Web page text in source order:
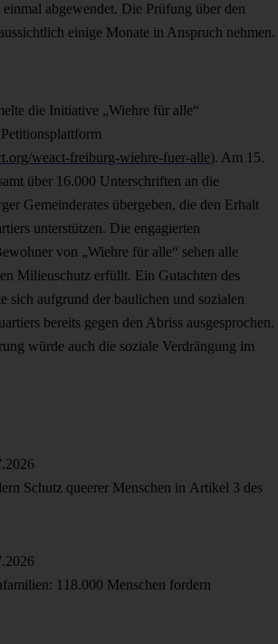
einmal abgewendet. Die Prüfung über den
einige Monate in Anspruch nehmen.
die Initiative „Wiehre für alle“
weact-freiburg-wiehre-fuer-alle). Am 15.
über 16.000 Unterschriften an die
Gemeinderates übergeben, die den Erhalt
unterstützen. Die engagierten
von „Wiehre für alle“ sehen alle
Milieuschutz erfüllt. Ein Gutachten des
sich aufgrund der baulichen und sozialen
bereits gegen den Abriss ausgesprochen.
würde auch die soziale Verdrängung im
Schutz queerer Menschen in Artikel 3 des
118.000 Menschen fordern